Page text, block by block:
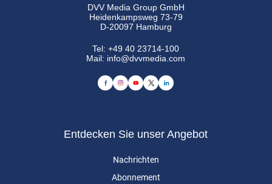
DVV Media Group GmbH
Heidenkampsweg 73-79
D-20097 Hamburg
Tel:+49 40 23714-100
Mail: info@dvvmedia.com
Entdecken Sie unser Angebot
Nachrichten
Abonnement